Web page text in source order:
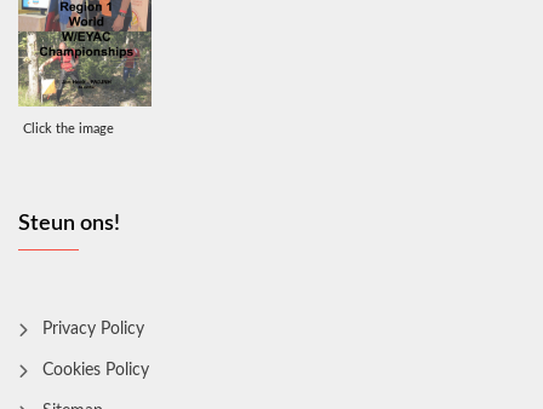
Click the image
Steun ons!
Privacy Policy
Cookies Policy